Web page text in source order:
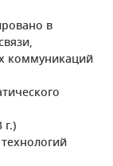
в
коммуникаций